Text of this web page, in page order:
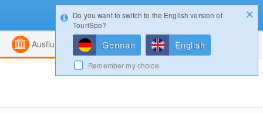
Kombiniert
Ausflugsziele Magazin
Login
Do you want to switch to the English version of
TouriSpo?
German English
Remember my choice
Konfigurator Gewinnspiele